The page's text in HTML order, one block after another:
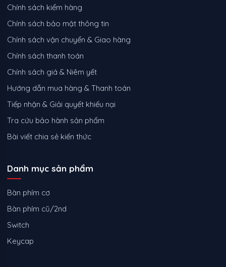
Chính sách kiểm hàng
Chính sách bảo mật thông tin
Chính sách vận chuyển & Giao hàng
Chính sách thanh toán
Chính sách giá & Niêm yết
Hướng dẫn mua hàng & Thanh toán
Tiếp nhận & Giải quyết khiếu nại
Tra cứu bảo hành sản phẩm
Bài viết chia sẻ kiến thức
Danh mục sản phẩm
Bàn phím cơ
Bàn phím cũ/2nd
Switch
Keycap